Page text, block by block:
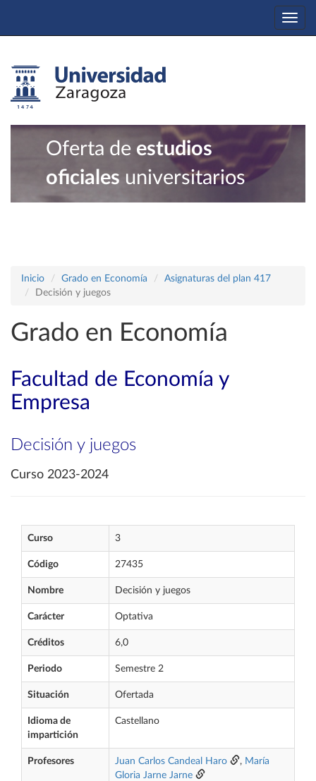
Oferta de estudios
oficiales universitarios
Inicio Grado en Economía
Asignaturas del plan 417
Decisión y juegos
Grado en Economía
Facultad de Economía y
Empresa
Decisión y juegos
Curso 2023-2024
Curso 3
Código 27435
Nombre Decisión y juegos
Carácter Optativa
Créditos 6,0
Periodo Semestre 2
Situación Ofertada
Idioma de
impartición
Castellano
Profesores Juan Carlos Candeal Haro , María
Gloria Jarne Jarne